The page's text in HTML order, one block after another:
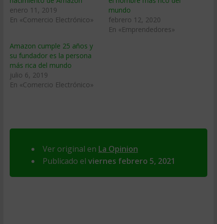
enero 11, 2019
En «Comercio Electrónico»
mundo
febrero 12, 2020
En «Emprendedores»
Amazon cumple 25 años y
su fundador es la persona
más rica del mundo
julio 6, 2019
En «Comercio Electrónico»
Ver original en La Opinion
Publicado el viernes febrero 5, 2021